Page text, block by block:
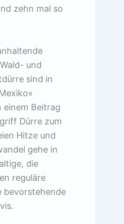
zehn mal so
und
sind in
einem Beitrag
Dürre zum
Hitze und
gehe in
die
reguläre
bevorstehende